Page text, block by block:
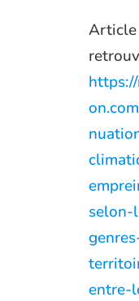
Article
selon-
entre-